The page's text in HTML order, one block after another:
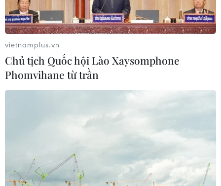
vietnamplus.vn
Chủ tịch Quốc hội Lào Xaysomphone
Phomvihane từ trần